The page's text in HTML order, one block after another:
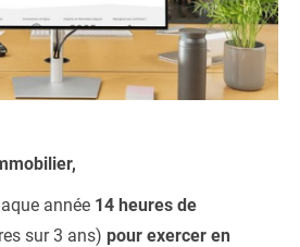
année 14 heures de
sur 3 ans) pour exercer en